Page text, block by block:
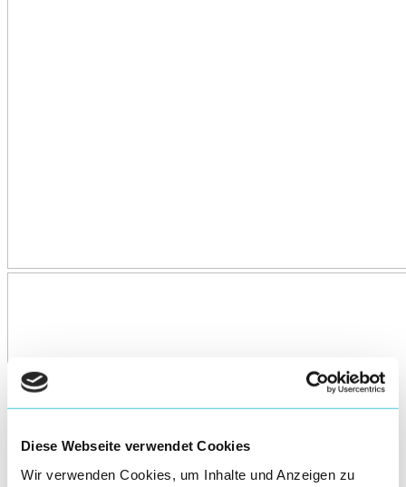
Diese Webseite verwendet Cookies
Wir verwenden Cookies, um Inhalte und Anzeigen zu